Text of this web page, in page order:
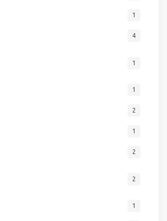
1
4
1
1
2
1
2
2
1